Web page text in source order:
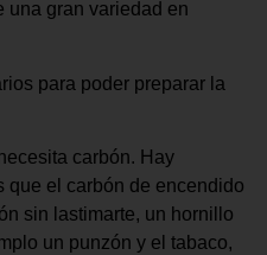
una gran variedad en
para poder preparar la
carbón. Hay
que el carbón de encendido
sin lastimarte, un hornillo
un punzón y el tabaco,